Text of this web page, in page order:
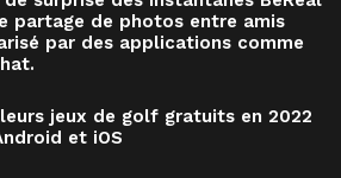
partage de photos entre amis
par des applications comme
jeux de golf gratuits en 2022
et iOS